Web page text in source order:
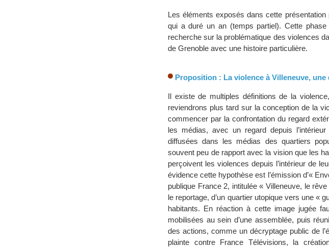
Les éléments exposés dans cette présentation
qui a duré un an (temps partiel). Cette
recherche sur la problématique des violences
de Grenoble avec une histoire particulière.
Proposition : La violence à Villeneuve,
Il existe de multiples définitions de la
reviendrons plus tard sur la conception de la
commencer par la confrontation du regard
les médias, avec un regard depuis
diffusées dans les médias des quartiers
souvent peu de rapport avec la vision que les
perçoivent les violences depuis l’intérieur de
évidence cette hypothèse est l’émission d’«
publique France 2, intitulée « Villeneuve, le
le reportage, d’un quartier utopique vers une «
habitants. En réaction à cette image jugée
mobilisées au sein d’une assemblée, puis
des actions, comme un décryptage public de
plainte contre France Télévisions, la